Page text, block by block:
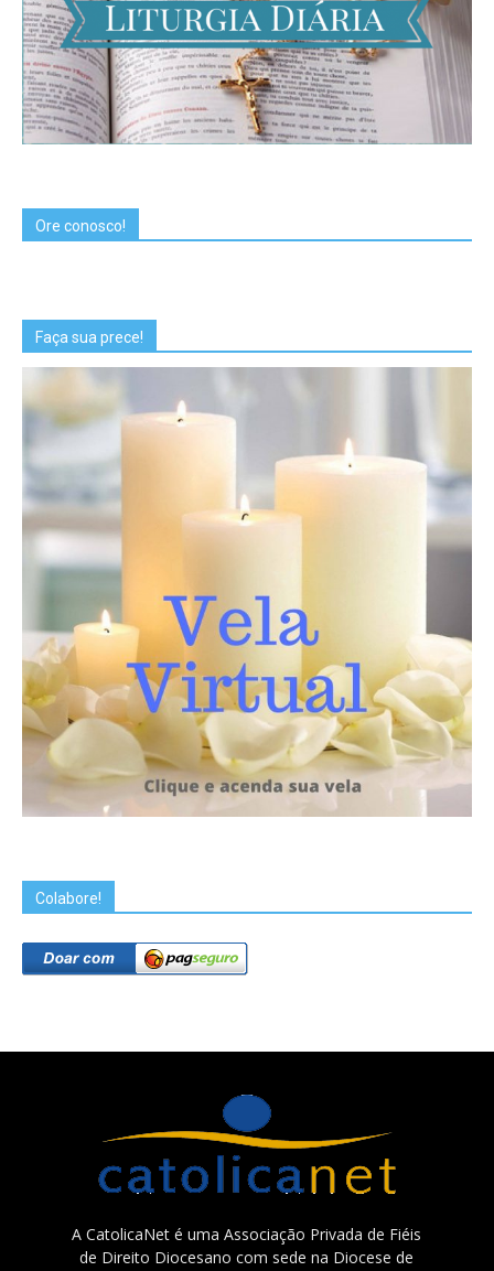
Ore conosco!
Faça sua prece!
Colabore!
A CatolicaNet é uma Associação Privada de Fiéis
de Direito Diocesano com sede na Diocese de